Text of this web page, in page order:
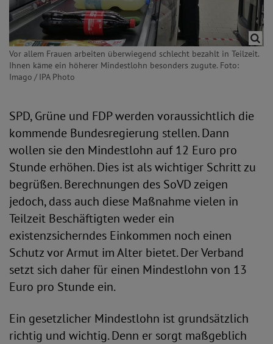
Vor allem Frauen arbeiten überwiegend schlecht bezahlt in Teilzeit.
Ihnen käme ein höherer Mindestlohn besonders zugute. Foto:
Imago / IPA Photo
SPD, Grüne und FDP werden voraussichtlich die
kommende Bundesregierung stellen. Dann
wollen sie den Mindestlohn auf 12 Euro pro
Stunde erhöhen. Dies ist als wichtiger Schritt zu
begrüßen. Berechnungen des SoVD zeigen
jedoch, dass auch diese Maßnahme vielen in
Teilzeit Beschäftigten weder ein
existenzsicherndes Einkommen noch einen
Schutz vor Armut im Alter bietet. Der Verband
setzt sich daher für einen Mindestlohn von 13
Euro pro Stunde ein.
Ein gesetzlicher Mindestlohn ist grundsätzlich
richtig und wichtig. Denn er sorgt maßgeblich